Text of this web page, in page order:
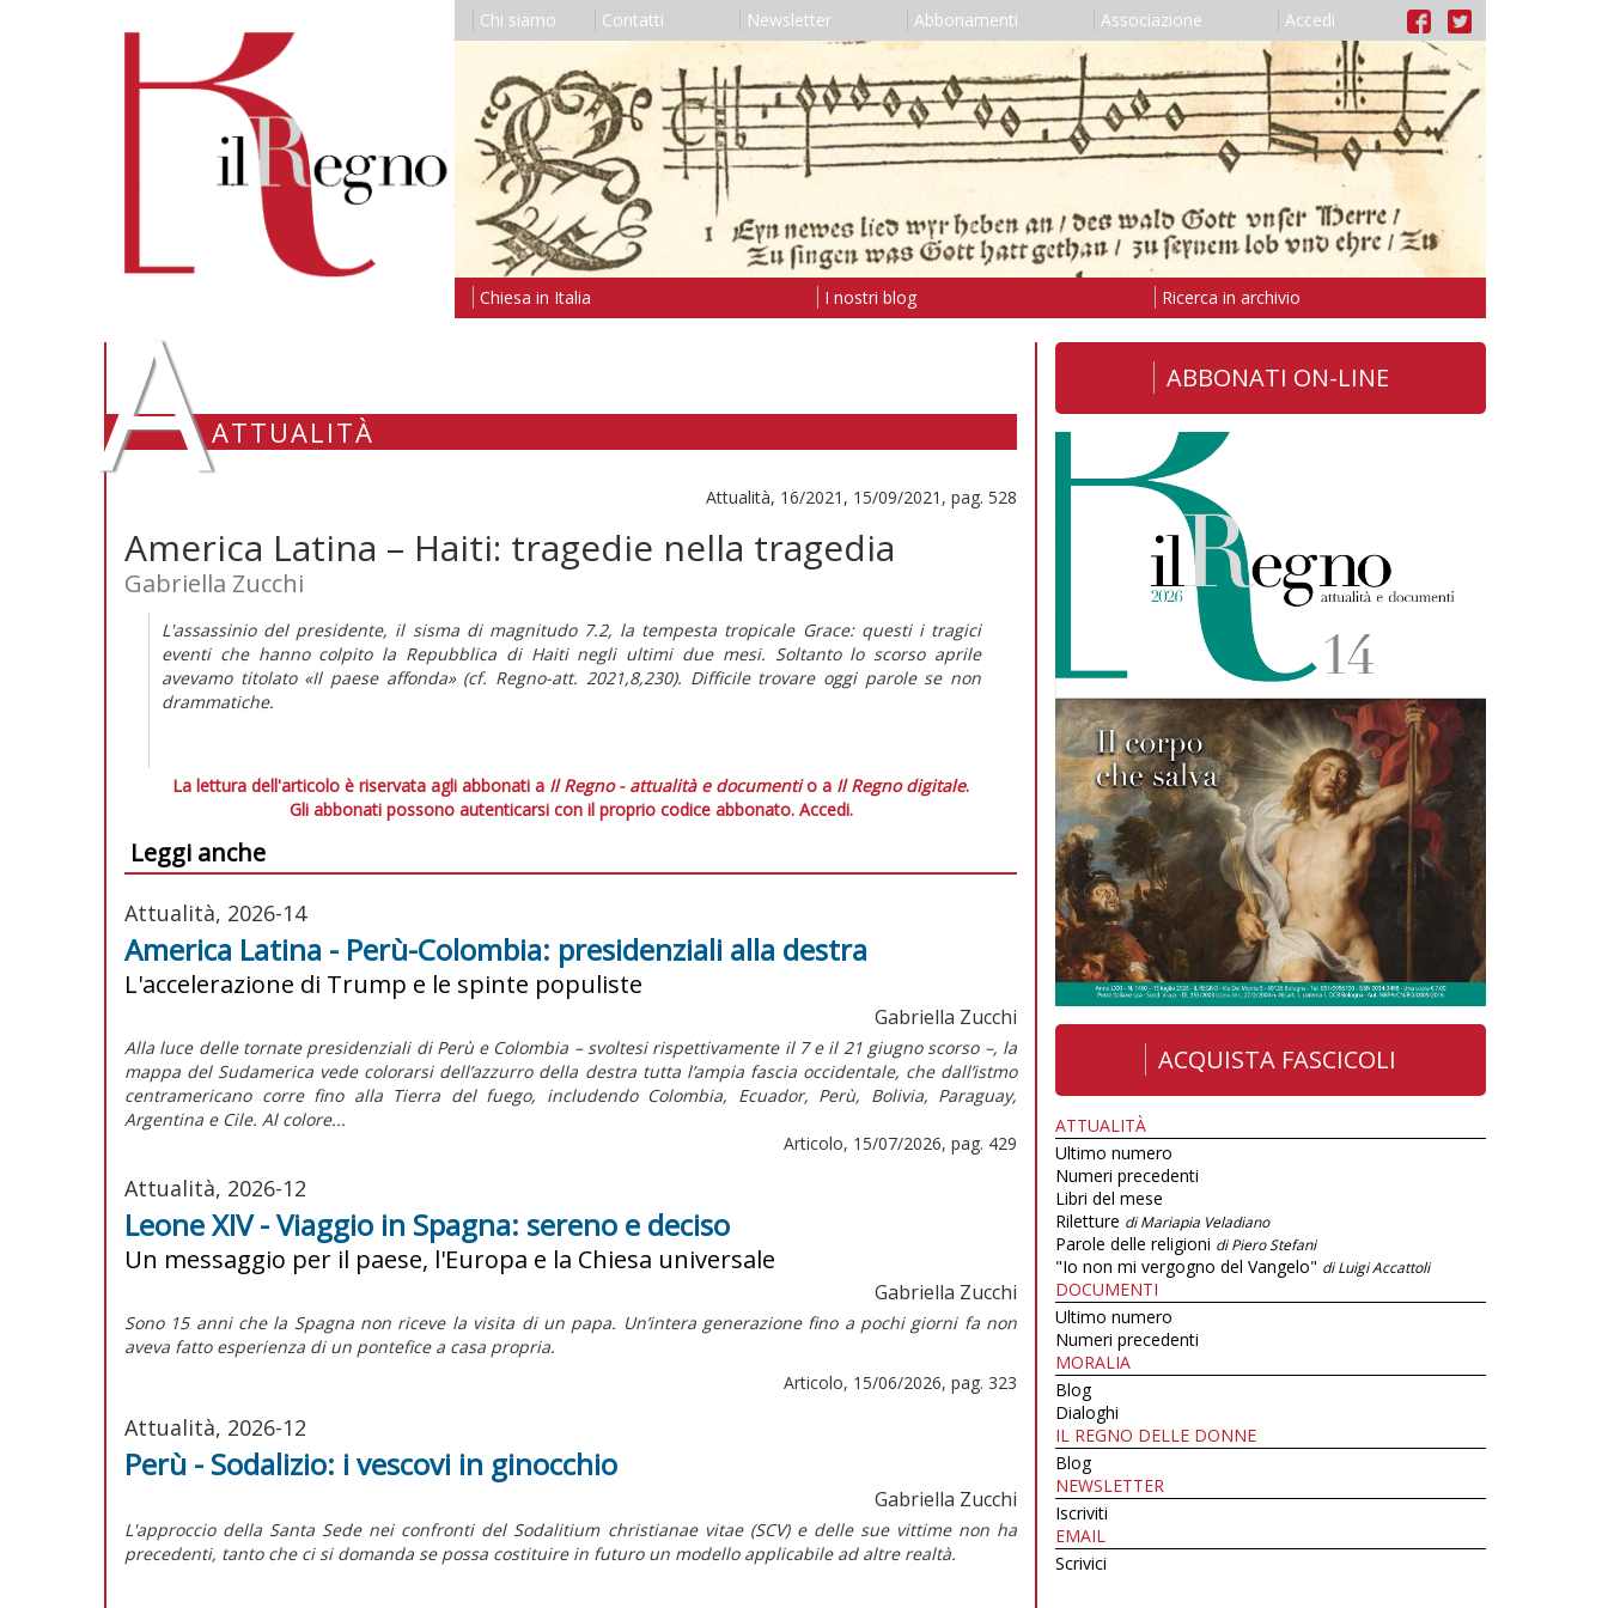
Chi siamo Contatti Newsletter Abbonamenti Associazione Accedi
Chiesa in Italia I nostri blog Ricerca in archivio
AATTUALITÀ
Attualità, 16/2021, 15/09/2021, pag. 528
America Latina – Haiti: tragedie nella tragedia
Gabriella Zucchi
L'assassinio del presidente, il sisma di magnitudo 7.2, la tempesta tropicale Grace: questi i tragici
eventi che hanno colpito la Repubblica di Haiti negli ultimi due mesi. Soltanto lo scorso aprile
avevamo titolato «Il paese affonda» (cf. Regno-att. 2021,8,230). Difficile trovare oggi parole se non
drammatiche.
La lettura dell'articolo è riservata agli abbonati a Il Regno - attualità e documentio a Il Regno digitale.
Gli abbonati possono autenticarsi con il proprio codice abbonato. Accedi.
Leggi anche
Attualità, 2026-14
America Latina - Perù-Colombia: presidenziali alla destra
L'accelerazione di Trump e le spinte populiste
Gabriella Zucchi
Alla luce delle tornate presidenziali di Perù e Colombia – svoltesi rispettivamente il 7 e il 21 giugno scorso –, la
mappa del Sudamerica vede colorarsi dell’azzurro della destra tutta l’ampia fascia occidentale, che dall’istmo
centramericano corre fino alla Tierra del fuego, includendo Colombia, Ecuador, Perù, Bolivia, Paraguay,
Argentina e Cile. Al colore...
Articolo, 15/07/2026, pag. 429
Attualità, 2026-12
Leone XIV - Viaggio in Spagna: sereno e deciso
Un messaggio per il paese, l'Europa e la Chiesa universale
Gabriella Zucchi
Sono 15 anni che la Spagna non riceve la visita di un papa. Un’intera generazione fino a pochi giorni fa non
aveva fatto esperienza di un pontefice a casa propria.
Articolo, 15/06/2026, pag. 323
Attualità, 2026-12
Perù - Sodalizio: i vescovi in ginocchio
Gabriella Zucchi
L'approccio della Santa Sede nei confronti del Sodalitium christianae vitae(SCV) e delle sue vittime non ha
precedenti, tanto che ci si domanda se possa costituire in futuro un modello applicabile ad altre realtà.
ABBONATI ON-LINE
ACQUISTA FASCICOLI
ATTUALITÀ
Ultimo numero
Numeri precedenti
Libri del mese
Riletture di Mariapia Veladiano
Parole delle religioni di Piero Stefani
"Io non mi vergogno del Vangelo" di Luigi Accattoli
DOCUMENTI
Ultimo numero
Numeri precedenti
MORALIA
Blog
Dialoghi
IL REGNO DELLE DONNE
Blog
NEWSLETTER
Iscriviti
EMAIL
Scrivici